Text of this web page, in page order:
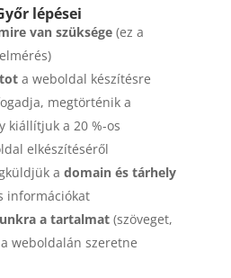
lépései
van szüksége(ez a
a weboldal készítésre
megtörténik a
kiállítjuk a 20 %-os
elkészítéséről
a domain és tárhely
információkat
a tartalmat(szöveget,
weboldalán szeretne